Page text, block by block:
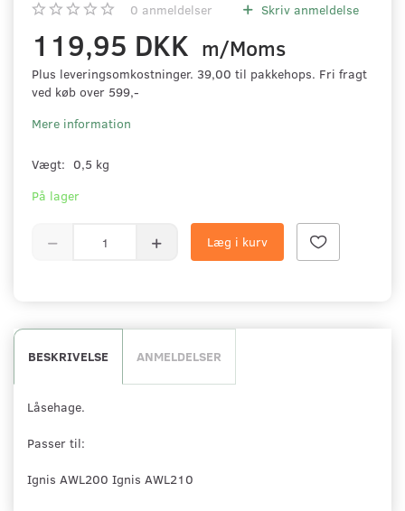
0 anmeldelser Skriv anmeldelse
119,95 DKK m/Moms
Plus leveringsomkostninger. 39,00 til pakkehops. Fri fragt
ved køb over 599,-
Mere information
Vægt: 0,5 kg
På lager
Læg i kurv
BESKRIVELSE ANMELDELSER
Låsehage.
Passer til:
Ignis AWL200 Ignis AWL210